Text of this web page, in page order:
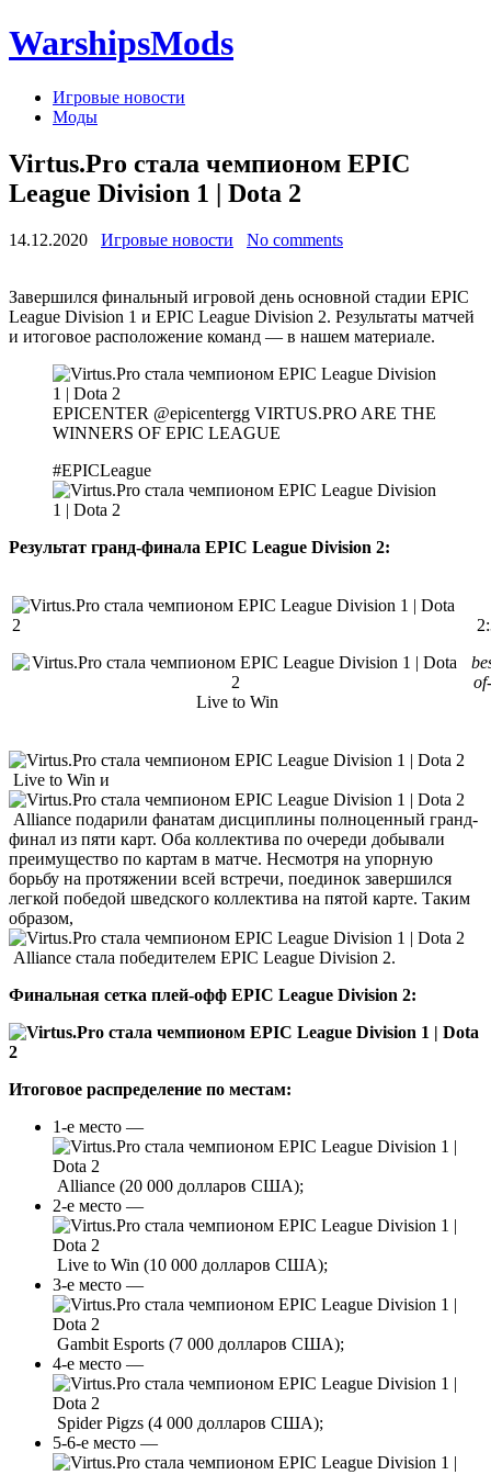
WarshipsMods
Игровые новости
Моды
Virtus.Pro стала чемпионом EPIC
League Division 1 | Dota 2
14.12.2020 Игровые новости No comments
Завершился финальный игровой день основной стадии EPIC
League Division 1 и EPIC League Division 2. Результаты матчей
и итоговое расположение команд — в нашем материале.
EPICENTER @epicentergg VIRTUS.PRO ARE THE
WINNERS OF EPIC LEAGUE
#EPICLeague
Результат гранд-финала EPIC League Division 2:
Live to Win
Live to Win и
Alliance подарили фанатам дисциплины полноценный гранд-
финал из пяти карт. Оба коллектива по очереди добывали
преимущество по картам в матче. Несмотря на упорную
борьбу на протяжении всей встречи, поединок завершился
легкой победой шведского коллектива на пятой карте. Таким
образом,
Alliance стала победителем EPIC League Division 2.
Финальная сетка плей-офф EPIC League Division 2:
Итоговое распределение по местам:
1-е место —
Alliance (20 000 долларов США);
2-е место —
Live to Win (10 000 долларов США);
3-е место —
Gambit Esports (7 000 долларов США);
4-е место —
Spider Pigzs (4 000 долларов США);
5-6-е место —